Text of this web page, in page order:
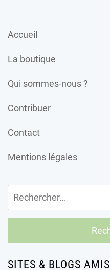
Accueil
La boutique
Qui sommes-nous ?
Contribuer
Contact
Mentions légales
Rechercher :
SITES & BLOGS AMIS